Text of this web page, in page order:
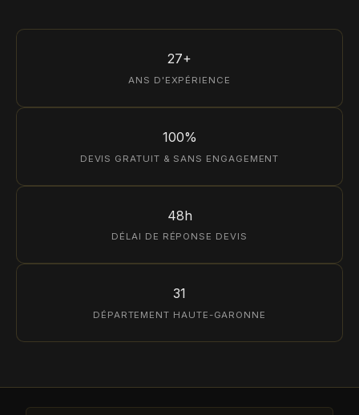
27+
ANS D'EXPÉRIENCE
100%
DEVIS GRATUIT & SANS ENGAGEMENT
48h
DÉLAI DE RÉPONSE DEVIS
31
DÉPARTEMENT HAUTE-GARONNE